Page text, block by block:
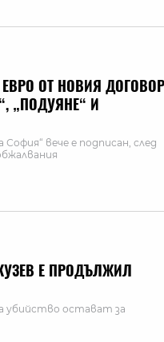
ОТ НОВИЯ ДОГОВОР
„ПОДУЯНЕ“ И
вече е подписан, след
Е ПРОДЪЛЖИЛ
убийство остават за